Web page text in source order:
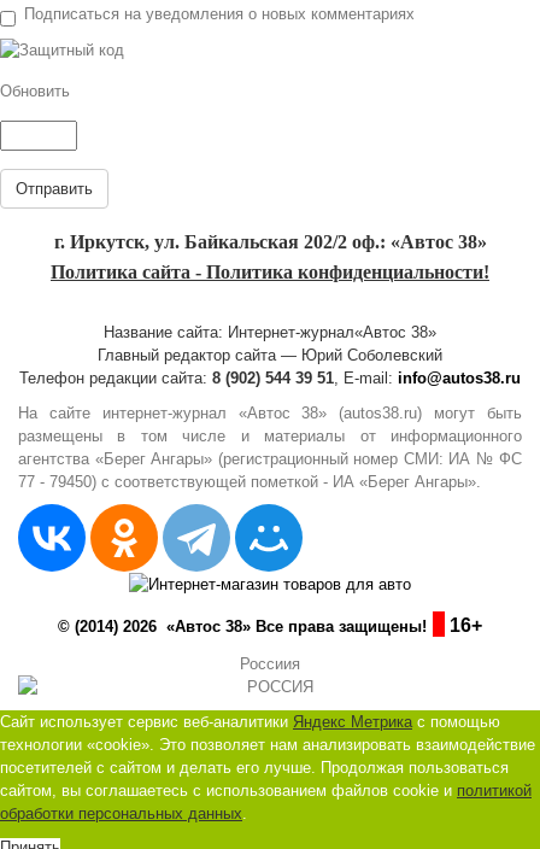
Подписаться на уведомления о новых комментариях
Обновить
Отправить
г. Иркутск, ул. Байкальская 202/2 оф.: «Автос 38»
Политика сайта - Политика конфиденциальности!
Название сайта: Интернет-журнал«Автос 38»
Главный редактор сайта — Юрий Соболевский
Телефон редакции сайта: 8 (902) 544 39 51, E-mail: info@autos38.ru
На сайте интернет-журнал «Автос 38» (autos38.ru) могут быть
размещены в том числе и материалы от информационного
агентства «Берег Ангары» (регистрационный номер СМИ: ИА № ФС
77 - 79450) с соответствующей пометкой - ИА «Берег Ангары».
© (2014) 2026 «Автос 38» Все права защищены! 16+
Россиия
Сайт использует сервис веб-аналитики Яндекс Метрика с помощью
технологии «cookie». Это позволяет нам анализировать взаимодействие
посетителей с сайтом и делать его лучше. Продолжая пользоваться
сайтом, вы соглашаетесь с использованием файлов cookie и политикой
обработки персональных данных